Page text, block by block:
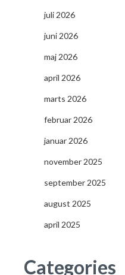
juli 2026
juni 2026
maj 2026
april 2026
marts 2026
februar 2026
januar 2026
november 2025
september 2025
august 2025
april 2025
Categories